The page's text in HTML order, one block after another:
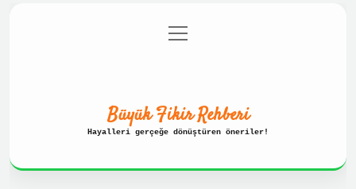
Gizlilik Politikası
menüyü
aç
Büyük Fikir Rehberi
Hayalleri gerçeğe dönüştüren öneriler!